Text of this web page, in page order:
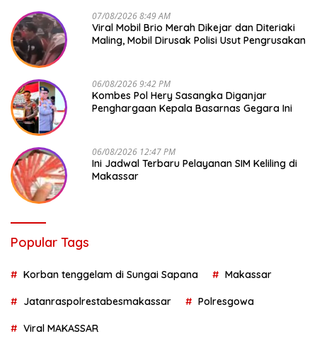
07/08/2026 8:49 AM
Viral Mobil Brio Merah Dikejar dan Diteriaki
Maling, Mobil Dirusak Polisi Usut Pengrusakan
06/08/2026 9:42 PM
Kombes Pol Hery Sasangka Diganjar
Penghargaan Kepala Basarnas Gegara Ini
06/08/2026 12:47 PM
Ini Jadwal Terbaru Pelayanan SIM Keliling di
Makassar
Popular Tags
Korban tenggelam di Sungai Sapana Makassar
Jatanraspolrestabesmakassar Polresgowa
Viral MAKASSAR